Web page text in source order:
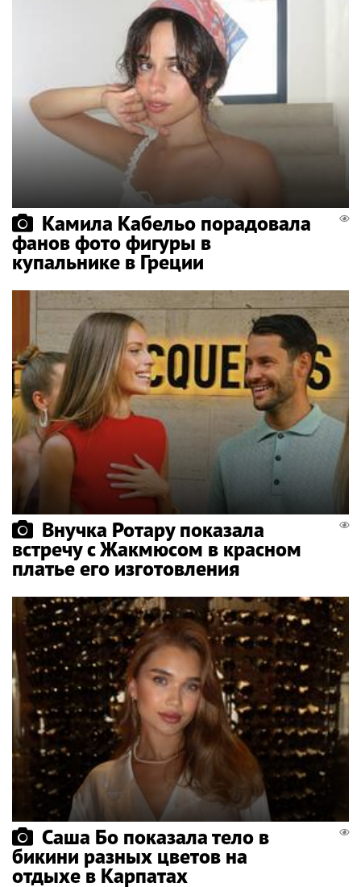
Камила Кабельо порадовала
фанов фото фигуры в
купальнике в Греции
Внучка Ротару показала
встречу с Жакмюсом в красном
платье его изготовления
Саша Бо показала тело в
бикини разных цветов на
отдыхе в Карпатах